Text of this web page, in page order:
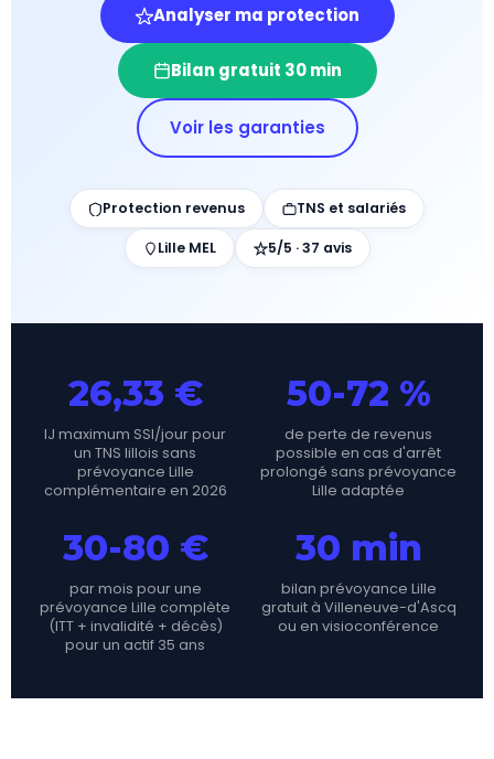
Analyser ma protection
Bilan gratuit 30 min
Voir les garanties
Protection revenus TNS et salariés
Lille MEL 5/5 · 37 avis
26,33 €
IJ maximum SSI/jour pour
un TNS lillois sans
prévoyance Lille
complémentaire en 2026
50-72 %
de perte de revenus
possible en cas d'arrêt
prolongé sans prévoyance
Lille adaptée
30-80 €
par mois pour une
prévoyance Lille complète
(ITT + invalidité + décès)
pour un actif 35 ans
30 min
bilan prévoyance Lille
gratuit à Villeneuve-d'Ascq
ou en visioconférence